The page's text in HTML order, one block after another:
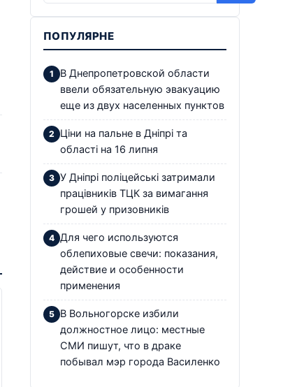
ПОПУЛЯРНЕ
В Днепропетровской области
ввели обязательную эвакуацию
еще из двух населенных пунктов
Ціни на пальне в Дніпрі та
області на 16 липня
У Дніпрі поліцейські затримали
працівників ТЦК за вимагання
грошей у призовників
Для чего используются
облепиховые свечи: показания,
действие и особенности
применения
В Вольногорске избили
должностное лицо: местные
СМИ пишут, что в драке
побывал мэр города Василенко